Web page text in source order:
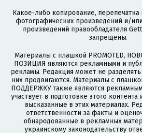
Какое-либо копирование, перепечатка
фотографических произведений и/
произведений правообладателя
запрещены.
Материалы с плашкой PROMOTED,
ПОЗИЦИЯ являются рекламными и
рекламы. Редакция может не
них продвигаются. Материалы с
ПОДДЕРЖКУ также являются
участвует в подготовке этого контента
высказанные в этих материалах.
ответственности за факты и
обнародованные в рекламных
украинскому законодательству